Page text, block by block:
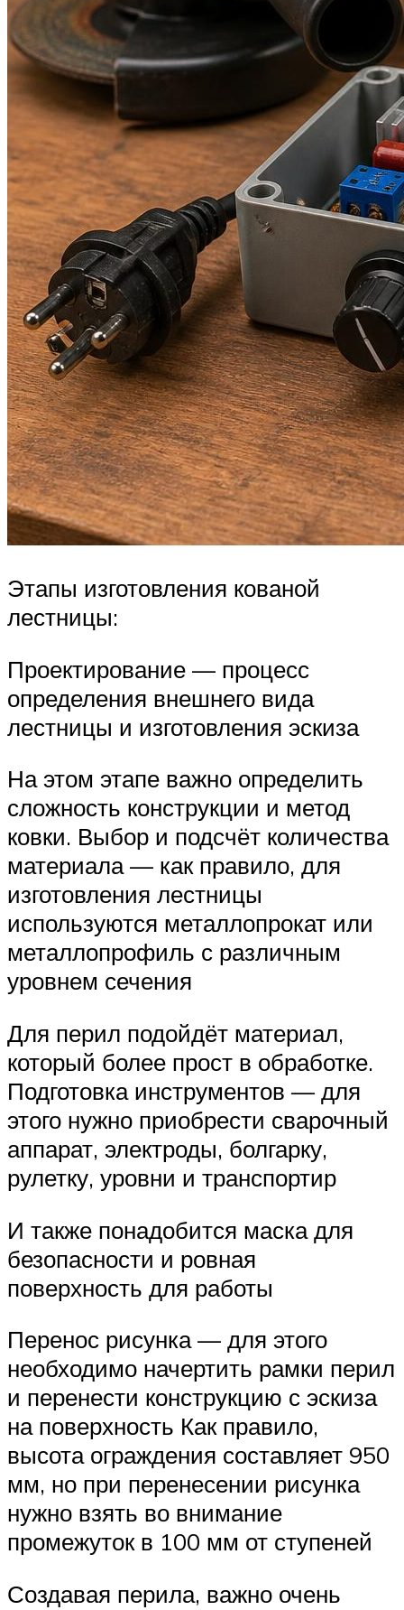
Этапы изготовления кованой
лестницы:
Проектирование — процесс
определения внешнего вида
лестницы и изготовления эскиза
На этом этапе важно определить
сложность конструкции и метод
ковки. Выбор и подсчёт количества
материала — как правило, для
изготовления лестницы
используются металлопрокат или
металлопрофиль с различным
уровнем сечения
Для перил подойдёт материал,
который более прост в обработке.
Подготовка инструментов — для
этого нужно приобрести сварочный
аппарат, электроды, болгарку,
рулетку, уровни и транспортир
И также понадобится маска для
безопасности и ровная
поверхность для работы
Перенос рисунка — для этого
необходимо начертить рамки перил
и перенести конструкцию с эскиза
на поверхность Как правило,
высота ограждения составляет 950
мм, но при перенесении рисунка
нужно взять во внимание
промежуток в 100 мм от ступеней
Создавая перила, важно очень